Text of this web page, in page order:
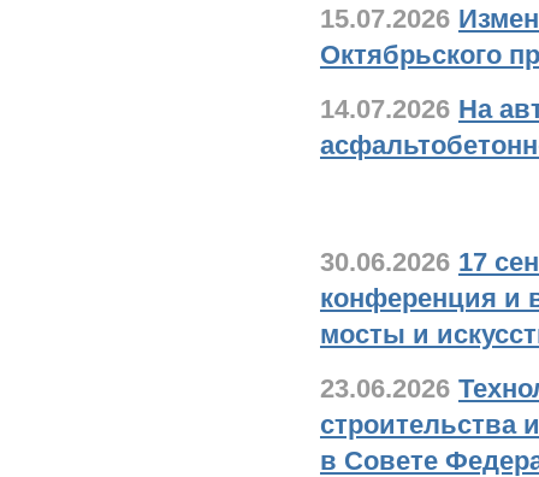
15.07.2026
Октябрьского
14.07.2026 На
30.06.2026 17
конференция и
мосты и
23.06.2026
строительства
в Совете